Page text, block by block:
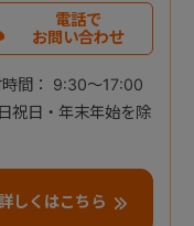
電話で
お問い合わせ
時間： 9:30～17:00
祝日・年末年始を除
しくはこちら